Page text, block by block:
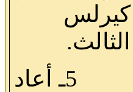
كيرلس
الثالث.
5ـ أعاد